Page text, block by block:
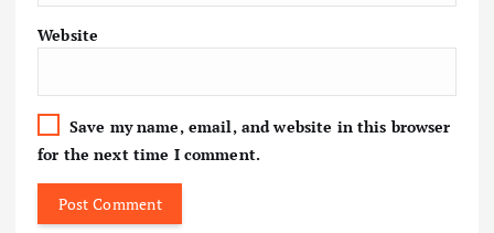
Website
Save my name, email, and website in this browser
for the next time I comment.